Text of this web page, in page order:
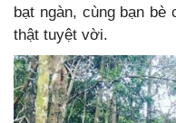
bạt ngàn, cùng bạn bè
thật tuyệt vời.